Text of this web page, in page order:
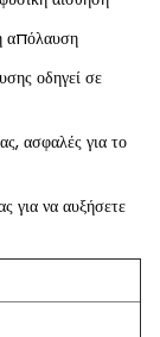
απόλαυση
οδηγεί σε
ασφαλές για το
για να αυξήσετε